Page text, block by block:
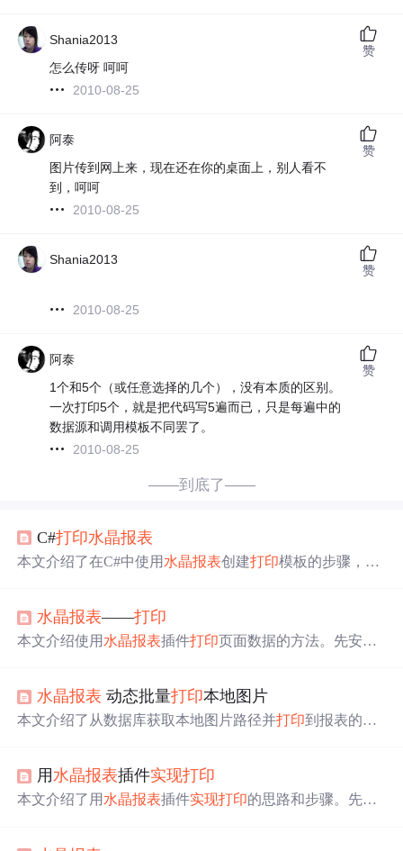
Shania2013
怎么传呀 呵呵
2010-08-25
赞
阿泰
图片传到网上来，现在还在你的桌面上，别人看不
到，呵呵
2010-08-25
赞
Shania2013
2010-08-25
赞
阿泰
1个和5个（或任意选择的几个），没有本质的区别。
一次打印5个，就是把代码写5遍而已，只是每遍中的
数据源和调用模板不同罢了。
2010-08-25
赞
——到底了——
C#打印水晶报表
本文介绍了在C#中使用 水晶报表创建打印模板的步骤，包
晶报表进行报表设计和打印
水晶报表——打印
本文介绍使用 水晶报表插件打印页面数据的方法。先安装
在页面调用该方法。还说明了添加数据集及表的方式，设
计好模板后添加数据，以流文件形式返回。
水晶报表 动态批量打印本地图片
本文介绍了从数据库获取本地图片路径并打印到报表的方
数据库表、手动添加DataSet、设定表关系、
还给出了不同图片数量的处理方式。
用水晶报表插件实现打印
本文介绍了用水晶报表插件实现打印的思路和步骤。先下